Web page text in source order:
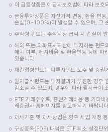
이 금융상품은 예금자보호법에 따라 보호
금융투자상품은 자산가격 변동, 환율 변
손실(0~100%)이 발생할 수 있으며, 그
주식형 펀드는 주식시장 급락 시 손실이
해외 또는 외화표시자산에 투자하는 펀드
헤지 여부, 헤지비율 및 환율변동 등에 따
있습니다.
재간접형펀드는 피투자펀드 보수 및 증권
월지급식펀드는 투자결과가 부진한 경우
감소될 수 있으며, 경우에 따라 월지급이
ETF 거래수수료, 증권거래비용 등 기타
래증권사 홈페이지를 참고하시기 바랍니
과세기준 및 과세방법은 향후 세법 개정
구성종목(PDF) 내역은 ETF 최소 설정단